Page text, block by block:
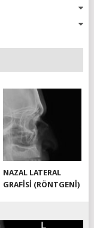
NAZAL LATERAL
GRAFISI (RÖNTGENI)